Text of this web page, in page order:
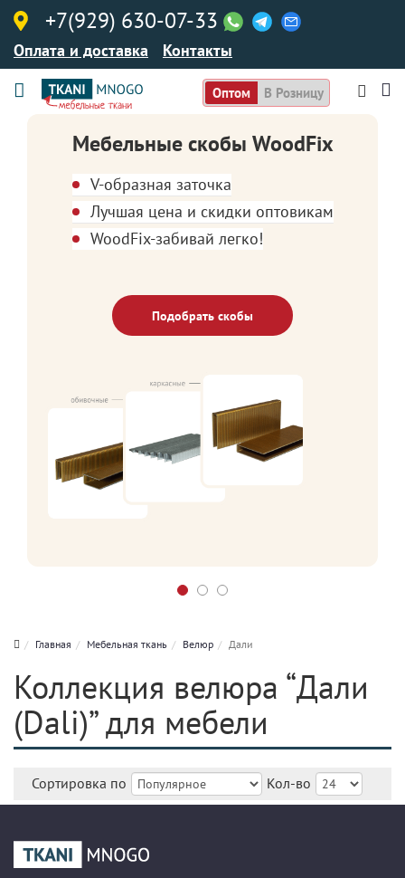
+7(929) 630-07-33
Оплата и доставка Контакты
Оптом В Розницу
Мебельные скобы WoodFix
V-образная заточка
Лучшая цена и скидки оптовикам
WoodFix-забивай легко!
Подобрать скобы
Главная Мебельная ткань Велюр Дали
Коллекция велюра “Дали
(Dali)” для мебели
Сортировка по Кол-во